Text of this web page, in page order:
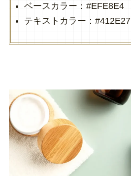
ベースカラー：#EFE8E4
テキストカラー：#412E27